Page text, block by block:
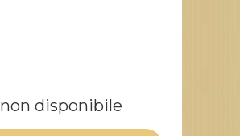
non disponibile